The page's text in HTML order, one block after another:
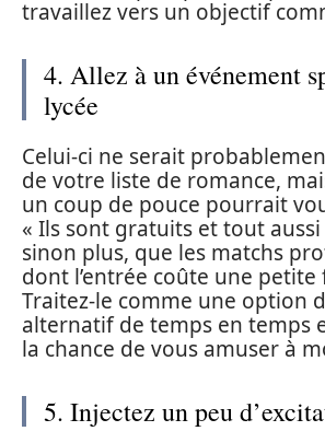
travaillez vers un objectif
4. Allez à un événement
lycée
Celui-ci ne serait
de votre liste de romance,
un coup de pouce pourrait
« Ils sont gratuits et tout
sinon plus, que les matchs
dont l’entrée coûte une petite
Traitez-le comme une option
alternatif de temps en temps
la chance de vous amuser à
5. Injectez un peu